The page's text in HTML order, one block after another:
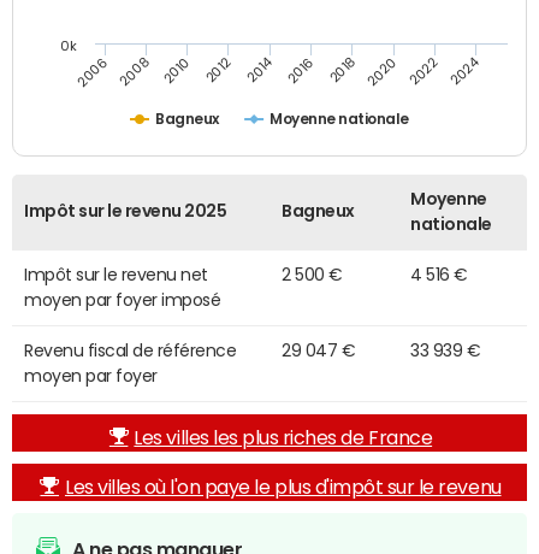
Bagneux Moyenne nationale
2006 2008 2010 2012 2014 2016 2018 2020 2022 2024
0k
Impôt sur le revenu 2025 Bagneux
Moyenne
nationale
Impôt sur le revenu net
moyen par foyer imposé
2 500 € 4 516 €
Revenu fiscal de référence
moyen par foyer
29 047 € 33 939 €
Les villes les plus riches de France
Les villes où l'on paye le plus d'impôt sur le revenu
A ne pas manquer